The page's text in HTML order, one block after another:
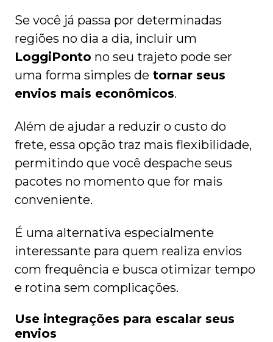
Se você já passa por determinadas
regiões no dia a dia, incluir um
LoggiPonto no seu trajeto pode ser
uma forma simples de tornar seus
envios mais econômicos.
Além de ajudar a reduzir o custo do
frete, essa opção traz mais flexibilidade,
permitindo que você despache seus
pacotes no momento que for mais
conveniente.
É uma alternativa especialmente
interessante para quem realiza envios
com frequência e busca otimizar tempo
e rotina sem complicações.
Use integrações para escalar seus
envios